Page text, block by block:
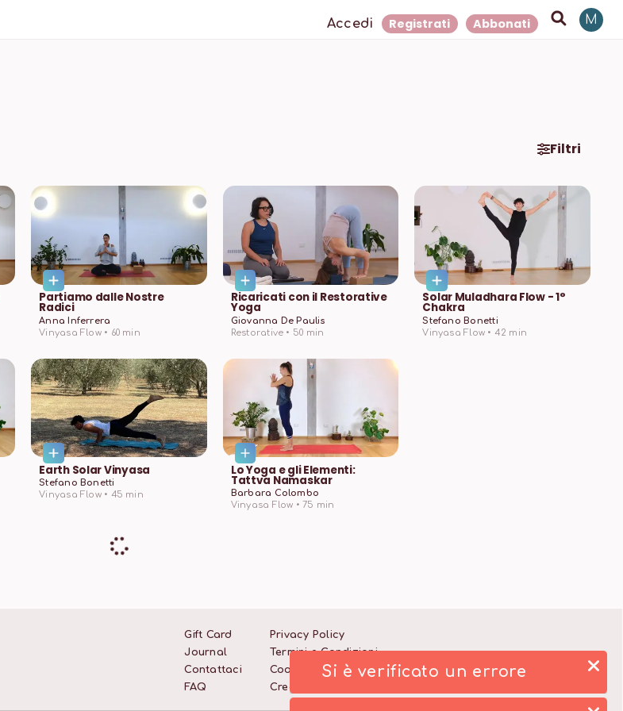
Accedi Registrati Abbonati M
Filtri
Partiamo dalle Nostre
Radici
Anna Inferrera
Vinyasa Flow • 60 min
Ricaricati con il Restorative
Yoga
Giovanna De Paulis
Restorative • 50 min
Solar Muladhara Flow - 1°
Chakra
Stefano Bonetti
Vinyasa Flow • 42 min
Earth Solar Vinyasa
Stefano Bonetti
Vinyasa Flow • 45 min
Lo Yoga e gli Elementi:
Tattva Namaskar
Barbara Colombo
Vinyasa Flow • 75 min
Gift Card
Journal
Contattaci
FAQ
Privacy Policy
Termini e Condizioni
Cookie Policy
Crediti
Si è verificato un errore